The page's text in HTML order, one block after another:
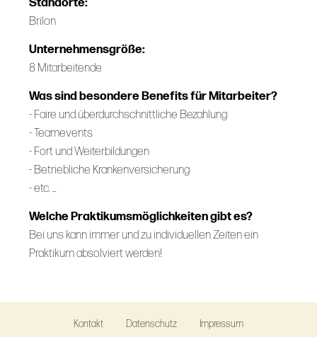
Brilon
Unternehmensgröße:
8 Mitarbeitende
Was sind besondere Benefits für Mitarbeiter?
- Faire und überdurchschnittliche Bezahlung
- Teamevents
- Fort und Weiterbildungen
- Betriebliche Krankenversicherung
- etc. …
Welche Praktikumsmöglichkeiten gibt es?
Bei uns kann immer und zu individuellen Zeiten ein
Praktikum absolviert werden!
Kontakt Datenschutz Impressum